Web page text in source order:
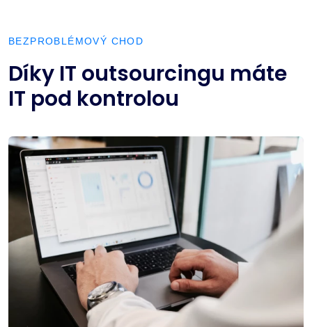
BEZPROBLÉMOVÝ CHOD
Díky IT outsourcingu máte
IT pod kontrolou